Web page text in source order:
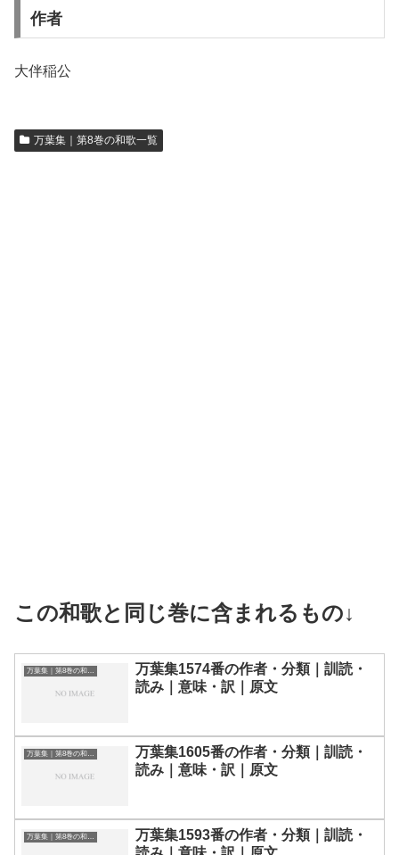
作者
大伴稲公
万葉集｜第8巻の和歌一覧
この和歌と同じ巻に含まれるもの↓
万葉集1574番の作者・分類｜訓読・
読み｜意味・訳｜原文
万葉集｜第8巻の和歌一覧
万葉集1605番の作者・分類｜訓読・
読み｜意味・訳｜原文
万葉集｜第8巻の和歌一覧
万葉集1593番の作者・分類｜訓読・